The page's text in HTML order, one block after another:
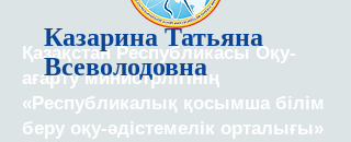
Қазақстан Республикасы Оқу-
ағарту министрлігінің
«Республикалық қосымша білім
беру оқу-әдістемелік орталығы»
Казарина Татьяна
Всеволодовна